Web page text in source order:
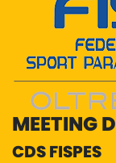
MEETING
CDS FISPES